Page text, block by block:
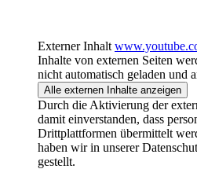
Externer Inhalt
Inhalte von externen Seiten
nicht automatisch geladen und
Alle externen Inhalte anzeigen
Durch die Aktivierung der
damit einverstanden, dass
Drittplattformen übermittelt
haben wir in unserer
gestellt.